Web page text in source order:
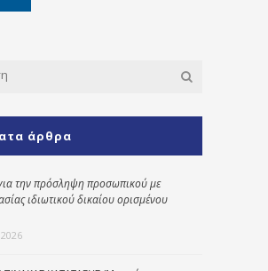
άρθρα
την πρόσληψη προσωπικού με
ιδιωτικού δικαίου ορισμένου